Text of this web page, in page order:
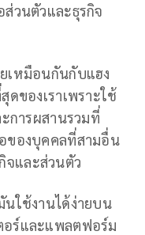
ส่วนตัวและธุรกิจ
เหมือนกันกับแฮง
ของเราเพราะใช้
การผสานรวมที่
ของบุคคลที่สามอื่น
จและส่วนตัว
นใช้งานได้ง่ายบน
ร์และแพลตฟอร์ม